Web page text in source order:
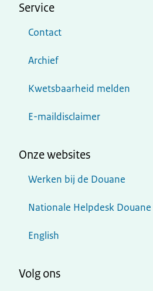
Service
Contact
Archief
Kwetsbaarheid melden
E-maildisclaimer
Onze websites
Werken bij de Douane
Nationale Helpdesk Douane
English
Volg ons